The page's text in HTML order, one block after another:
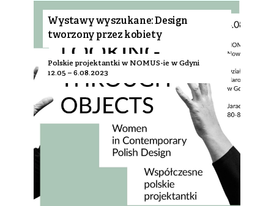
Wystawy wyszukane: Design
tworzony przez kobiety
Polskie projektantki w NOMUS-ie w Gdyni
12.05 – 6.08.2023